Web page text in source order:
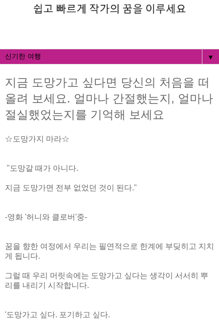
▼
지금 도망가고 싶다면 당신의 처음을 떠
올려 보세요. 얼마나 간절했는지, 얼마나
절실했었는지를 기억해 보세요
☆도망가지 마라☆
"도망갈 때가 아니다.
지금 도망가면 전부 없었던 것이 된다."
-영화 '허니와 클로버'중-
꿈을 향한 여정에서 우리는 필연적으로 한계에 부딪히고 지치
게 됩니다.
그럴 때 우리 머릿속에는 도망가고 싶다는 생각이 서서히 뿌
리를 내리기 시작합니다.
'도망가고 싶다. 포기하고 싶다.